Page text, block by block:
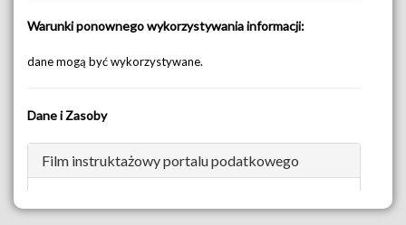
Warunki ponownego wykorzystywania informacji:
dane mogą być wykorzystywane.
Dane i Zasoby
Film instruktażowy portalu podatkowego
Zobacz zasób